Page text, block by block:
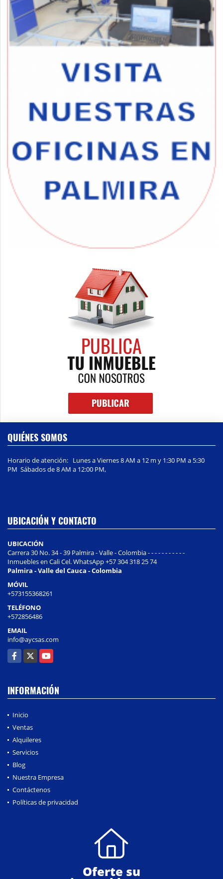
QUIÉNES SOMOS
Horario de atención: Lunes a Viernes 8 AM a 12 m y 1:30 PM a 5:30
PM Sábados de 8 AM a 12:00 PM,
UBICACIÓN Y CONTACTO
UBICACIÓN
Carrera 30 No. 34 - 39 Palmira - Valle - Colombia - - - - - - - - - - -
Inmuebles en Cali Cel. WhatsApp +57 304 318 25 74
Palmira - Valle del Cauca - Colombia
MÓVIL
+573155368261
TELÉFONO
+572856486
EMAIL
info@aycsas.com
Facebook
X YouTube
INFORMACIÓN
Inicio
Ventas
Alquileres
Servicios
Blog
Nuestra Empresa
Contáctenos
Políticas de privacidad
Oferte su